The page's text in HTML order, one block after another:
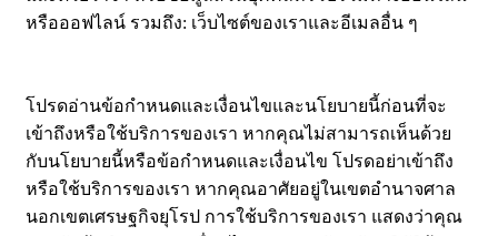
หรือออฟไลน์ รวมถึง: เว็บไซต์ของเราและอีเมลอื่น ๆ
โปรดอ่านข้อกำหนดและเงื่อนไขและนโยบายนี้ก่อนที่จะ
เข้าถึงหรือใช้บริการของเรา หากคุณไม่สามารถเห็นด้วย
กับนโยบายนี้หรือข้อกำหนดและเงื่อนไข โปรดอย่าเข้าถึง
หรือใช้บริการของเรา หากคุณอาศัยอยู่ในเขตอำนาจศาล
นอกเขตเศรษฐกิจยุโรป การใช้บริการของเรา แสดงว่าคุณ